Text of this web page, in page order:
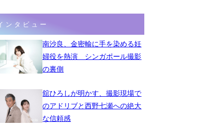
ンタビュー
南沙良、金密輸に手を染める妊
婦役を熱演 シンガポール撮影
の裏側
舘ひろしが明かす、撮影現場で
のアドリブと西野七瀬への絶大
な信頼感